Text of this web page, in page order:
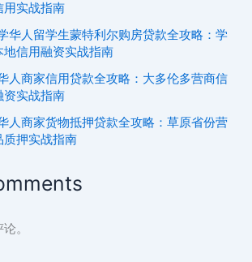
用实战指南
华人留学生蒙特利尔购房贷款全攻略：学
信用融资实战指南
人商家信用贷款全攻略：大多伦多营商信
资实战指南
人商家货物抵押贷款全攻略：草原省份营
质押实战指南
。